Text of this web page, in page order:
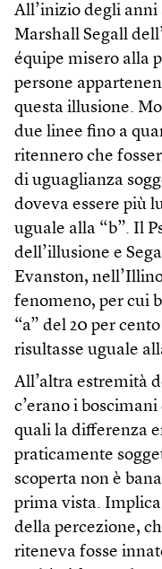
All’inizio degli anni
Marshall Segall
équipe misero alla
persone
questa illusione.
due linee fino a
ritennero che
di uguaglianza
doveva essere più
uguale alla “b”. Il
dell’illusione e
Evanston,
fenomeno, per cui
“a” del 20 per
risultasse uguale
All’altra estremità
c’erano i
quali la differenza
praticamente
scoperta non è
prima vista.
della percezione,
riteneva fosse